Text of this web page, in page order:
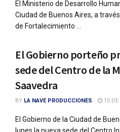
El Ministerio de Desarrollo
Ciudad de Buenos Aires, a
de Fortalecimiento ...
El Gobierno porteño
sede del Centro de la
Saavedra
BY LA NAVE PRODUCCIONES 15 DE
El Gobierno de la Ciudad de